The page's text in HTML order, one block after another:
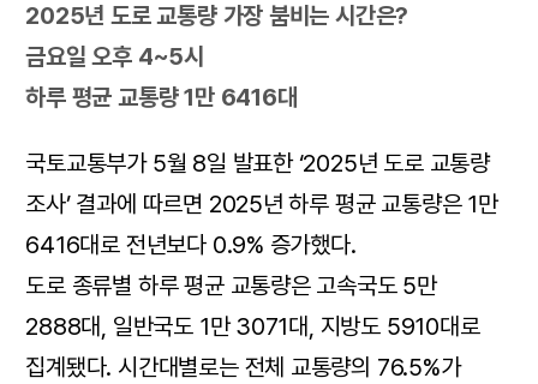
2025년 도로 교통량 가장 붐비는 시간은?
금요일 오후 4~5시
하루 평균 교통량 1만 6416대
국토교통부가 5월 8일 발표한 ‘2025년 도로 교통량
조사’ 결과에 따르면 2025년 하루 평균 교통량은 1만
6416대로 전년보다 0.9% 증가했다.
도로 종류별 하루 평균 교통량은 고속국도 5만
2888대, 일반국도 1만 3071대, 지방도 5910대로
집계됐다. 시간대별로는 전체 교통량의 76.5%가